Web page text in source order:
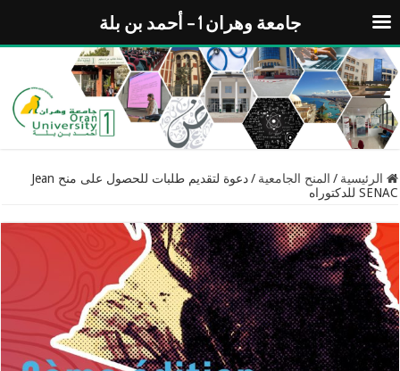
الرئيسية / المنح الجامعية /
دعوة لتقديم طلبات للحصول على منح Jean
SENAC للدكتوراه
جامعة وهران 1 – أحمد بن بلة